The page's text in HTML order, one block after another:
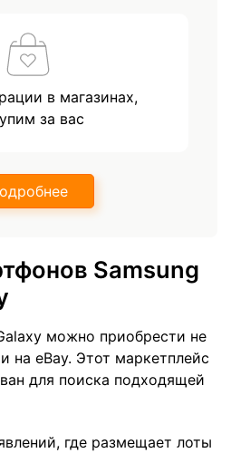
в магазинах,
за вас
Samsung
можно приобрести не
на eBay. Этот маркетплейс
для поиска подходящей
где размещает лоты